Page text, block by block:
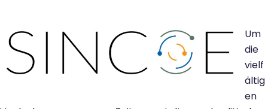
Blöcke
Um
die
vielf
ältig
en